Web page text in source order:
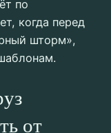
по
когда перед
шторм»,
от